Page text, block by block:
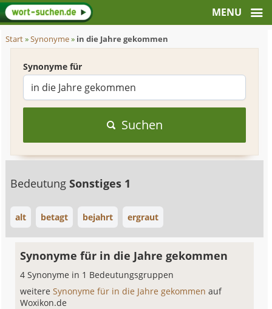
Start»Synonyme» in die Jahre gekommen
Synonyme für
Suchen
BedeutungSonstiges 1
alt betagt bejahrt ergraut
Synonyme für in die Jahre gekommen
4 Synonyme in 1 Bedeutungsgruppen
weitereSynonyme für in die Jahre gekommenauf
Woxikon.de